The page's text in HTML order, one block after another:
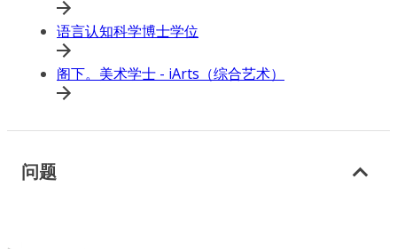
语言认知科学博士学位
阁下。美术学士 - iArts（综合艺术）
问题